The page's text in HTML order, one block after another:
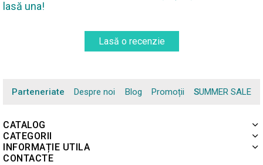
lasă una!
Lasă o recenzie
Parteneriate Despre noi Blog Promoții SUMMER SALE
CATALOG
CATEGORII
INFORMAȚIE UTILA
CONTACTE